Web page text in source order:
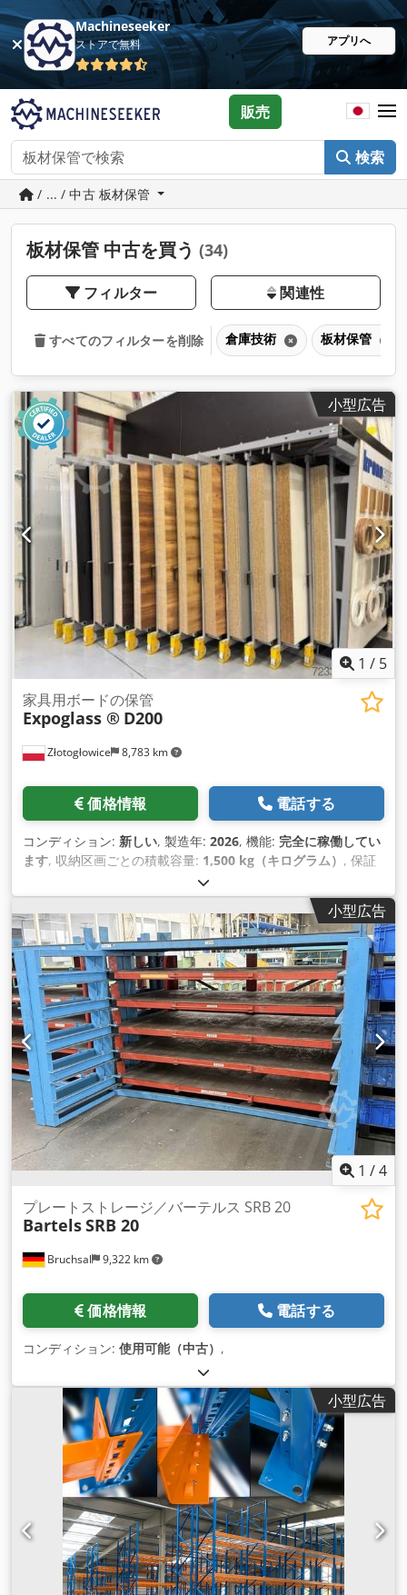
Machineseeker
ストアで無料 アプリへ
検索
販売
/ ... / 中古 板材保管
板材保管 中古を買う (34)
フィルター 関連性
すべてのフィルターを削除 倉庫技術 板材保管
小型広告
1 / 5
Złotogłowice 8,783 km
家具用ボードの保管
Expoglass ® D200
価格情報 電話する
コンディション: 新しい, 製造年: 2026, 機能: 完全に稼働してい
ます, 収納区画ごとの積載容量: 1,500 kg（キログラム） , 保証
2,000 kg（キログラム）
ント / マニュアル,
小型広告
1 /4
Bruchsal 9,322 km
プレートストレージ／バーテルス SRB 20
BartelsSRB 20
価格情報 電話する
コンディション: 使用可能（中古） ,
小型広告